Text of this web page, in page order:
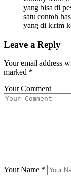
yang bisa di
satu contoh
yang di kirim
Leave a Reply
Your email address
marked *
Your Comment
Your Name *